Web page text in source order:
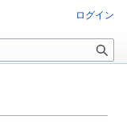
ログイン